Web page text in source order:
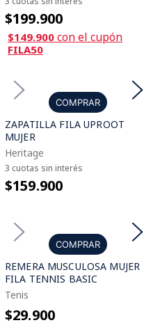
$199.900
$149.900 con el cupón
FILA50
COMPRAR
ZAPATILLA FILA UPROOT
MUJER
Heritage
3 cuotas sin interés
$159.900
COMPRAR
REMERA MUSCULOSA MUJER
FILA TENNIS BASIC
Tenis
$29.900